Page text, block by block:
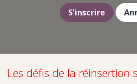
S'inscrire
Les défis de la réinsertion